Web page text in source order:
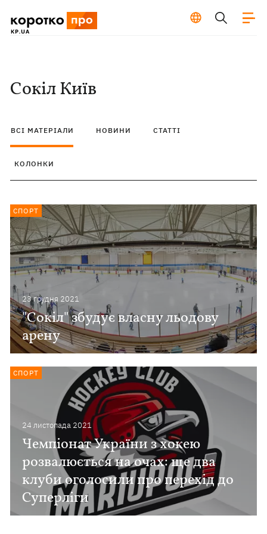
Сокіл Київ
ВСІ МАТЕРІАЛИ НОВИНИ СТАТТІ
КОЛОНКИ
23 грудня 2021
"Сокіл" збудує власну льодову
арену
СПОРТ
24 листопада 2021
Чемпіонат України з хокею
розвалюється на очах: ще два
клуби оголосили про перехід до
Суперліги
СПОРТ